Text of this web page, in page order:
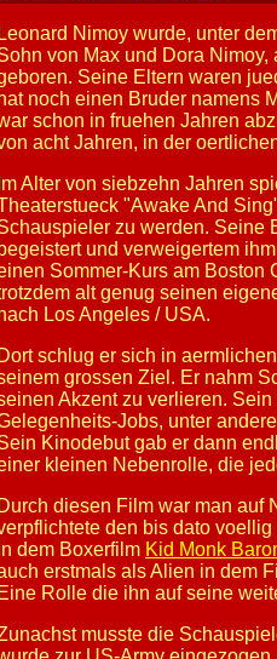
Leonard Nimoy wurde, unter
von Max und Dora
Seine Eltern waren
hat noch einen Bruder namens
schon in fruehen Jahren
acht Jahren, in der
Im Alter von siebzehn Jahren
"Awake And
zu werden. Seine
begeistert und verweigertem
Sommer-Kurs am Boston
alt genug seinen
Los Angeles / USA.
Dort schlug er sich in
grossen Ziel. Er nahm
Akzent zu verlieren.
Jobs, unter
Kinodebut gab er dann
kleinen Nebenrolle, die
Durch diesen Film war man auf
den bis dato
dem Boxerfilm Kid Monk
erstmals als Alien in dem
Eine Rolle die ihn auf seine
musste die